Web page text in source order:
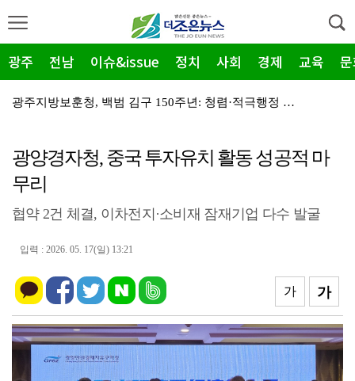
광주 전남 이슈&issue 정치 사회 경제 교육
광주지방보훈청, 백범 김구 150주년: 청렴·적극행정 …
농어촌공사 전남본부, 2026년 전남광주 통합특별시 워…
(재)전라남도청소년미래재단, 아동·청소년 범죄예방 캠페…
영암 가뭄 '비상'… 서삼석 농해수위원장, 현장 점검
광양시 광영도서관, "AI 작가" 길 위의 인문학
광양시, '중증장애인생산품' 우선구매 교육…자립 기반 …
광양시 광영하수처리장, 여과분리막 정밀세정 '신품 80…
목포시 강성휘 시장, "시민 안전 최우선" 휴가 반납 …
광양경자청, 중국 투자유치 활동 성공적 마
무리
협약 2건 체결, 이차전지·소비재 잠재기업 다수 발굴
입력 : 2026. 05. 17(일) 13:21
가
가